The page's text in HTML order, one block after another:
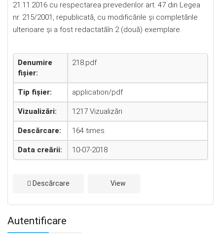
21.11.2016 cu respectarea prevederilor art. 47 din Legea
nr. 215/2001, republicată, cu modificările şi completările
ulterioare şi a fost redactatăîn 2 (două) exemplare.
Denumire
fișier:
218.pdf
Tip fișier: application/pdf
Vizualizări: 1217 Vizualizări
Descărcare: 164 times
Data creării: 10-07-2018
Descărcare View
Autentificare